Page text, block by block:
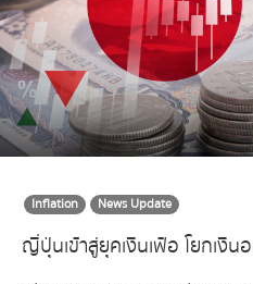
Inflation News Update
ญี่ปุ่นเข้าสู่ยุคเงินเฟ้อ โยกเงิ